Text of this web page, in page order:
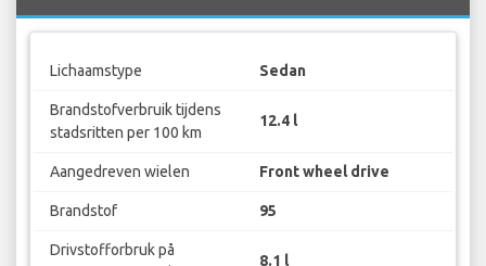
Lichaamstype Sedan
Brandstofverbruik tijdens
stadsritten per 100 km
12.4 l
Aangedreven wielen Front wheel drive
Brandstof 95
Drivstofforbruk på
8.1 l